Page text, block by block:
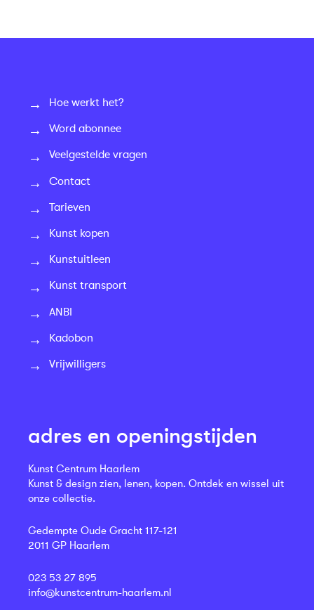
Hoe werkt het?
Word abonnee
Veelgestelde vragen
Contact
Tarieven
Kunst kopen
Kunstuitleen
Kunst transport
ANBI
Kadobon
Vrijwilligers
adres en openingstijden
Kunst Centrum Haarlem
Kunst & design zien, lenen, kopen. Ontdek en wissel uit
onze collectie.
Gedempte Oude Gracht 117-121
2011 GP Haarlem
023 53 27 895
info@kunstcentrum-haarlem.nl